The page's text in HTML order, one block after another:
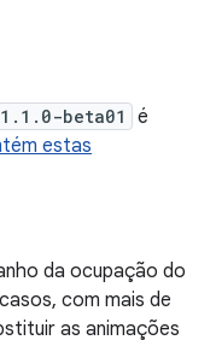
beta01
é
estas
da ocupação do
com mais de
as animações